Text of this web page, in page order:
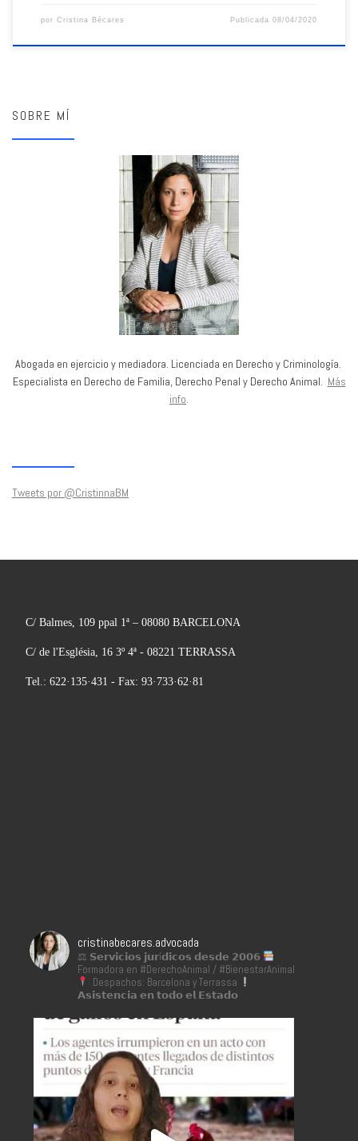
por Cristina Bécares Publicada08/04/2020
SOBRE MÍ
Abogada en ejercicio y mediadora. Licenciada en Derecho y Criminología.
Especialista en Derecho de Familia, Derecho Penal y Derecho Animal. Más
info.
Tweets por @CristinnaBM
C/ Balmes, 109 ppal 1ª – 08080 BARCELONA
C/ de l'Església, 16 3º 4ª - 08221 TERRASSA
Tel.: 622·135·431 - Fax: 93·733·62·81
cristinabecares.advocada
⚖ 𝗦𝗲𝗿𝘃𝗶𝗰𝗶𝗼𝘀 𝗷𝘂𝗿í𝗱𝗶𝗰𝗼𝘀 𝗱𝗲𝘀𝗱𝗲 𝟮𝟬𝟬𝟲
Formadora en #DerechoAnimal / #BienestarAnimal
Despachos: Barcelona y Terrassa
𝗔𝘀𝗶𝘀𝘁𝗲𝗻𝗰𝗶𝗮 𝗲𝗻 𝘁𝗼𝗱𝗼 𝗲𝗹 𝗘𝘀𝘁𝗮𝗱𝗼